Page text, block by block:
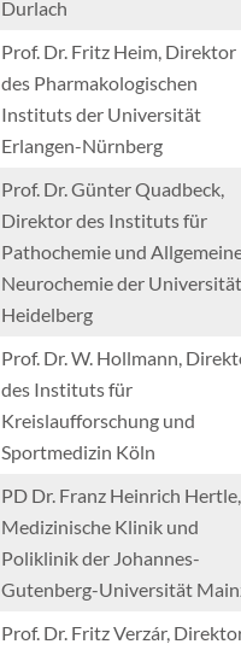
Durlach
Prof. Dr. Fritz Heim, Direktor
des Pharmakologischen
Instituts der Universität
Erlangen-Nürnberg
Prof. Dr. Günter Quadbeck,
Direktor des Instituts für
Pathochemie und
Neurochemie der Universität
Heidelberg
Prof. Dr. W. Hollmann,
des Instituts für
Kreislaufforschung und
Sportmedizin Köln
PD Dr. Franz Heinrich Hertle,
Medizinische Klinik und
Poliklinik der Johannes-
Gutenberg-Universität
Prof. Dr. Fritz Verzár,